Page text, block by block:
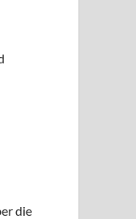
die